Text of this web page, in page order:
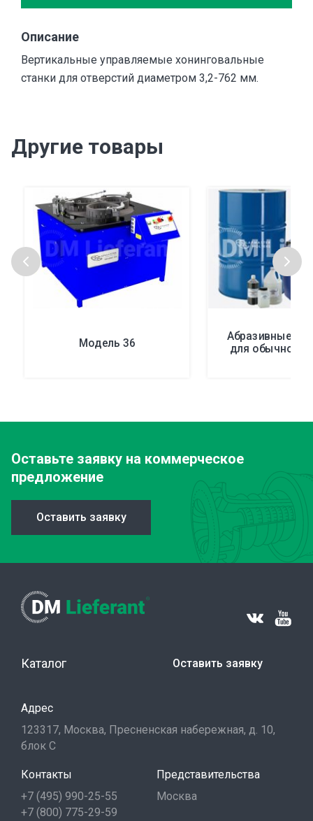
Описание
Вертикальные управляемые хонинговальные
станки для отверстий диаметром 3,2-762 мм.
Другие товары
Модель 36 Абразивные
для обычной
Оставьте заявку на коммерческое
предложение
Оставить заявку
Каталог Оставить заявку
Адрес
123317, Москва, Пресненская набережная, д. 10,
блок С
Контакты
+7 (495) 990-25-55
+7 (800) 775-29-59
Представительства
Москва